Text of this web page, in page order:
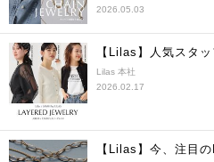
2026.05.03
【Lilas】人気スタ
Lilas 本社
2026.02.17
【Lilas】今、注目